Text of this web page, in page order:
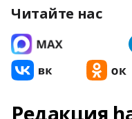
Читайте нас
Редакция